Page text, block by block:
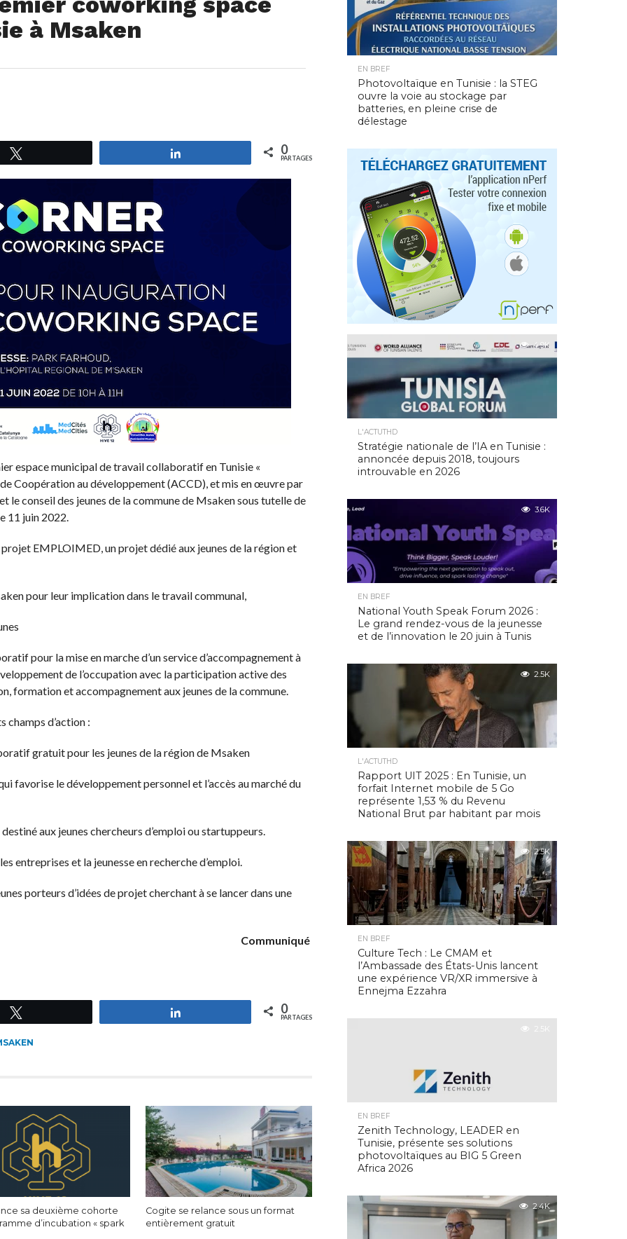
à Msaken
0
PARTAGES
espace municipal de travail collaboratif en Tunisie «
Coopération au développement(ACCD), et mis en œuvre par
le conseil des jeunes de la commune de Msakensous tutelle de
11 juin2022.
projet EMPLOIMED, un projet dédié aux jeunes de la région et
pour leur implication dans le travail communal,
pour la mise en marche d’un service d’accompagnement à
de l’occupation avec la participation active des
formation et accompagnement aux jeunes de la commune.
champs d’action :
gratuit pour les jeunes de la région de Msaken
favorise le développement personnel et l’accès au marché du
aux jeunes chercheurs d’emploi oustartuppeurs.
entreprises et la jeunesse en recherche d’emploi.
porteurs d’idées de projet cherchant à se lancer dans une
Communiqué
0
PARTAGES
sa deuxième cohorte
d’incubation « spark
Cogite se relance sous un format
entièrement gratuit
EN BREF
Photovoltaïque en Tunisie : la STEG
ouvre la voie au stockage par
batteries, en pleine crise de
délestage
4.9K
L'ACTUTHD
Stratégie nationale de l’IA en Tunisie :
annoncée depuis 2018, toujours
introuvable en 2026
3.6K
EN BREF
National Youth Speak Forum 2026 :
Le grand rendez-vous de la jeunesse
et de l’innovation le 20 juin à Tunis
2.5K
L'ACTUTHD
Rapport UIT 2025 : En Tunisie, un
forfait Internet mobile de 5 Go
représente 1,53 % du Revenu
National Brut par habitant par mois
2.5K
EN BREF
Culture Tech : Le CMAM et
l’Ambassade des États-Unis lancent
une expérience VR/XR immersive à
Ennejma Ezzahra
2.5K
EN BREF
Zenith Technology, LEADER en
Tunisie, présente ses solutions
photovoltaïques au BIG 5 Green
Africa 2026
2.4K